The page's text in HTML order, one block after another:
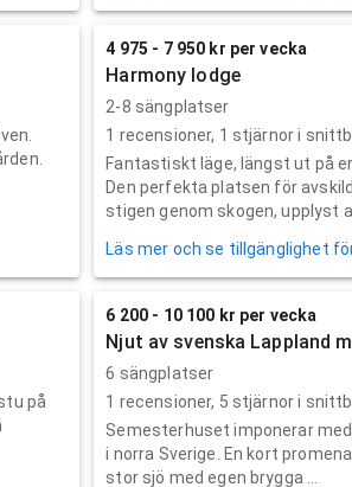
4 975 - 7 950 kr per vecka
Harmony lodge
2-8 sängplatser
1 recensioner, 1 stjärnor i
Fantastiskt läge, längst ut på
Den perfekta platsen för
stigen genom skogen, upplyst
Läs mer och se tillgänglighet
på
6 200 - 10 100 kr per vecka
Njut av svenska Lappland
6 sängplatser
1 recensioner, 5 stjärnor i
Semesterhuset imponerar
i norra Sverige. En kort
stor sjö med egen brygga ...